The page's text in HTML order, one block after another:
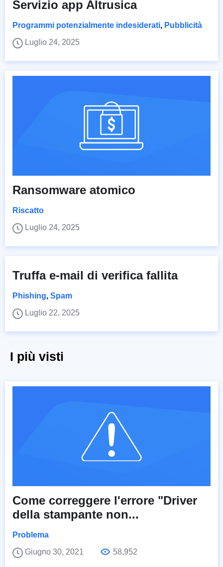
Servizio app Altrusica
Programmi potenzialmente indesiderati, Pubblicità
Luglio 24, 2025
Ransomware atomico
Riscatto
Luglio 24, 2025
Truffa e-mail di verifica fallita
Phishing, Spam
Luglio 22, 2025
I più visti
Come correggere l'errore "Driver
della stampante non...
Problema
Giugno 30, 2021
58,952